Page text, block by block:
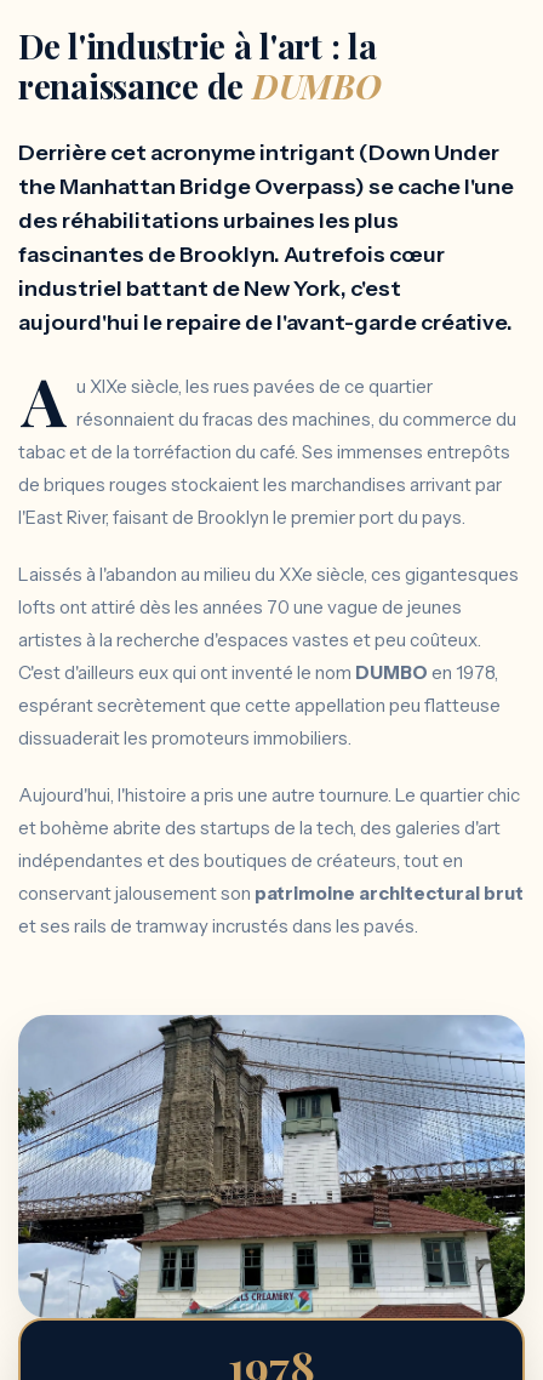
De l'industrie à l'art : la
renaissance de DUMBO
Derrière cet acronyme intrigant (Down Under
the Manhattan Bridge Overpass) se cache l'une
des réhabilitations urbaines les plus
fascinantes de Brooklyn. Autrefois cœur
industriel battant de New York, c'est
aujourd'hui le repaire de l'avant-garde créative.
A u XIXe siècle, les rues pavées de ce quartier
résonnaient du fracas des machines, du commerce du
tabac et de la torréfaction du café. Ses immenses entrepôts
de briques rouges stockaient les marchandises arrivant par
l'East River, faisant de Brooklyn le premier port du pays.
Laissés à l'abandon au milieu du XXe siècle, ces gigantesques
lofts ont attiré dès les années 70 une vague de jeunes
artistes à la recherche d'espaces vastes et peu coûteux.
C'est d'ailleurs eux qui ont inventé le nom DUMBO en 1978,
espérant secrètement que cette appellation peu flatteuse
dissuaderait les promoteurs immobiliers.
Aujourd'hui, l'histoire a pris une autre tournure. Le quartier chic
et bohème abrite des startups de la tech, des galeries d'art
indépendantes et des boutiques de créateurs, tout en
conservant jalousement son patrimoine architectural brut
et ses rails de tramway incrustés dans les pavés.
1978